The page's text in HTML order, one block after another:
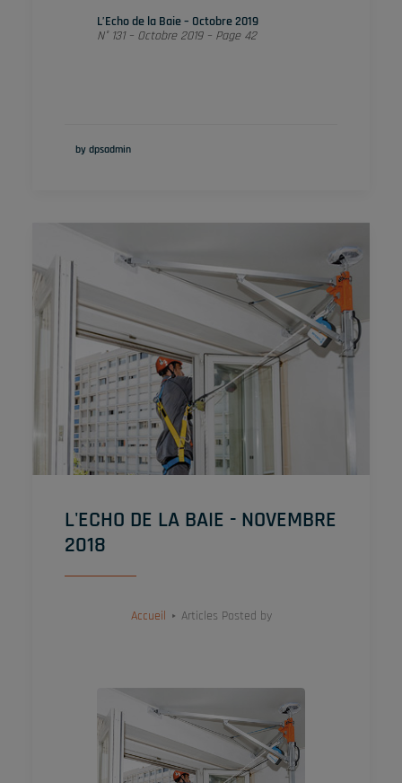
L’Echo de la Baie – Octobre 2019
N° 131 – Octobre 2019 – Page 42
by dpsadmin
L'ECHO DE LA BAIE - NOVEMBRE
2018
Accueil Articles Posted by